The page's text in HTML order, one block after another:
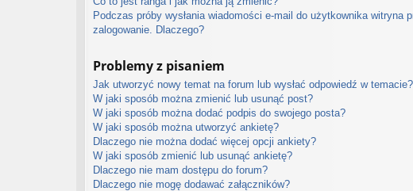
Podczas próby wysłania wiadomości e-mail do użytkownika witryna
zalogowanie. Dlaczego?
Problemy z pisaniem
Jak utworzyć nowy temat na forum lub wysłać odpowiedź w temacie?
W jaki sposób można zmienić lub usunąć post?
W jaki sposób można dodać podpis do swojego posta?
W jaki sposób można utworzyć ankietę?
Dlaczego nie można dodać więcej opcji ankiety?
W jaki sposób zmienić lub usunąć ankietę?
Dlaczego nie mam dostępu do forum?
Dlaczego nie mogę dodawać załączników?